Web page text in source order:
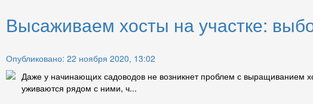
Высаживаем хосты на участке:
Опубликовано: 22 ноября 2020, 13:02
Даже у начинающих садоводов не возникнет проблем с выращиванием
уживаются рядом с ними, ч...